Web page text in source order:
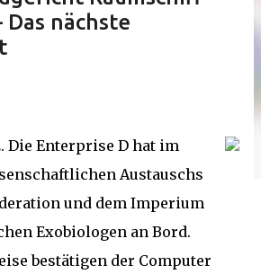
nächste
Die Enterprise D hat im
Austauschs
und dem Imperium
Exobiologen an Bord.
bestätigen der Computer